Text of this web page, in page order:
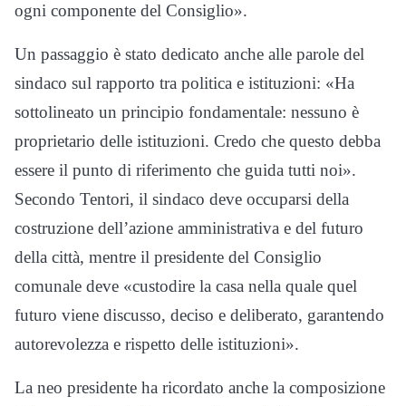
ogni componente del Consiglio».
Un passaggio è stato dedicato anche alle parole del
sindaco sul rapporto tra politica e istituzioni: «Ha
sottolineato un principio fondamentale: nessuno è
proprietario delle istituzioni. Credo che questo debba
essere il punto di riferimento che guida tutti noi».
Secondo Tentori, il sindaco deve occuparsi della
costruzione dell’azione amministrativa e del futuro
della città, mentre il presidente del Consiglio
comunale deve «custodire la casa nella quale quel
futuro viene discusso, deciso e deliberato, garantendo
autorevolezza e rispetto delle istituzioni».
La neo presidente ha ricordato anche la composizione